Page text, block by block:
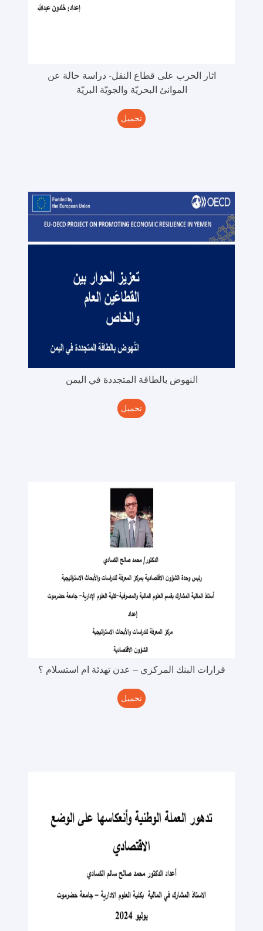
اثار الحرب على قطاع النقل- دراسة حالة عن
الموانئ البحريّة والجويّة البريّة
تحميل
النهوض بالطاقة المتجددة في اليمن
تحميل
قرارات البنك المركزي – عدن تهدئة ام استسلام ؟
تحميل